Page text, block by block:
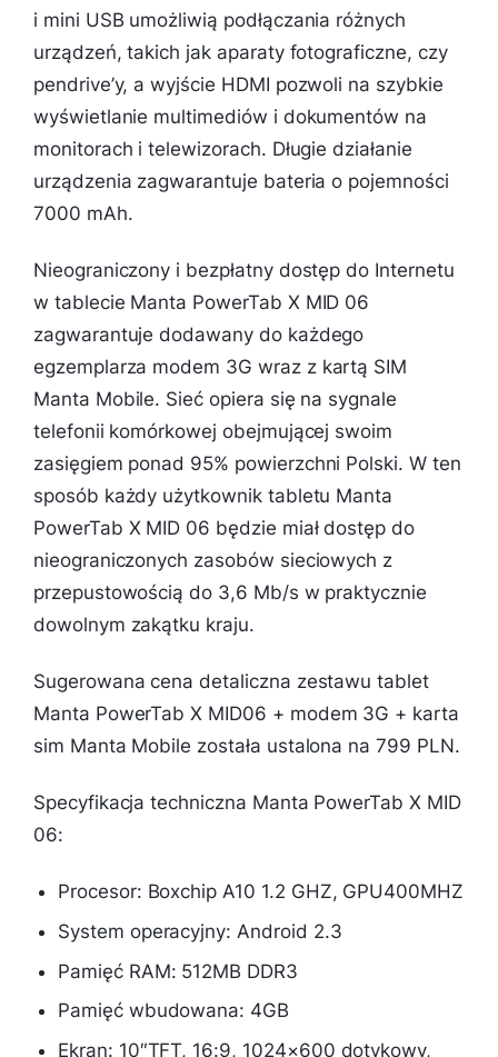
i mini USB umożliwią podłączania różnych
urządzeń, takich jak aparaty fotograficzne, czy
pendrive’y, a wyjście HDMI pozwoli na szybkie
wyświetlanie multimediów i dokumentów na
monitorach i telewizorach. Długie działanie
urządzenia zagwarantuje bateria o pojemności
7000 mAh.
Nieograniczony i bezpłatny dostęp do Internetu
w tablecie Manta PowerTab X MID 06
zagwarantuje dodawany do każdego
egzemplarza modem 3G wraz z kartą SIM
Manta Mobile. Sieć opiera się na sygnale
telefonii komórkowej obejmującej swoim
zasięgiem ponad 95% powierzchni Polski. W ten
sposób każdy użytkownik tabletu Manta
PowerTab X MID 06 będzie miał dostęp do
nieograniczonych zasobów sieciowych z
przepustowością do 3,6 Mb/s w praktycznie
dowolnym zakątku kraju.
Sugerowana cena detaliczna zestawu tablet
Manta PowerTab X MID06 + modem 3G + karta
sim Manta Mobile została ustalona na 799 PLN.
Specyfikacja techniczna Manta PowerTab X MID
06:
Procesor: Boxchip A10 1.2 GHZ, GPU400MHZ
System operacyjny: Android 2.3
Pamięć RAM: 512MB DDR3
Pamięć wbudowana: 4GB
Ekran: 10″TFT, 16:9, 1024×600 dotykowy,